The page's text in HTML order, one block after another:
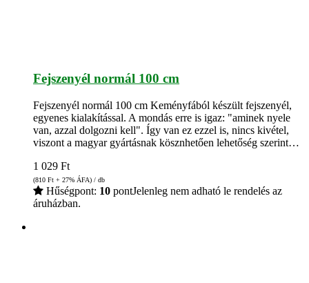
Fejszenyél normál 100 cm
Fejszenyél normál 100 cm Keményfából készült fejszenyél,
egyenes kialakítással. A mondás erre is igaz: "aminek nyele
van, azzal dolgozni kell". Így van ez ezzel is, nincs kivétel,
viszont a magyar gyártásnak kösznhetően lehetőség szerint…
1 029 Ft
(810 Ft + 27% ÁFA) / db
Hűségpont: 10 pontJelenleg nem adható le rendelés az
áruházban.